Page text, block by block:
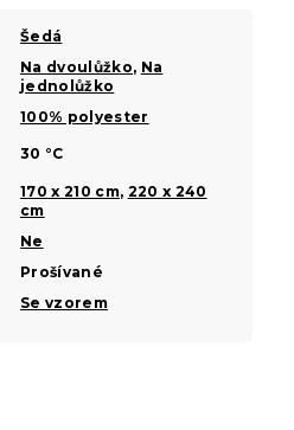
Šedá
Na dvoulůžko, Na
jednolůžko
100% polyester
30 °C
170 x 210 cm, 220 x 240
cm
Ne
Prošívané
Se vzorem